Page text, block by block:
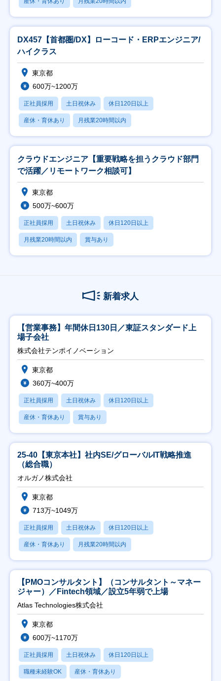
DX457【首都圏/DX】ローコード・ERPエンジニア/
ハイクラス
東京都
600万~1200万
正社員採用 土日祝休み 休日120日以上
産休・育休あり 月残業20時間以内
クラウドエンジニア【重要戦略を担うクラウド部門
で活躍／リモートワーク相談可】
東京都
500万~600万
正社員採用 土日祝休み 休日120日以上
月残業20時間以内 賞与あり
新着求人
【営業事務】年間休日130日／東証スタンダード上
場子会社
株式会社テンポイノベーション
東京都
360万~400万
正社員採用 土日祝休み 休日120日以上
産休・育休あり 賞与あり
25-40【東京本社】社内SE/グローバルIT戦略推進
（総合職）
オルガノ株式会社
東京都
713万~1049万
正社員採用 土日祝休み 休日120日以上
産休・育休あり 月残業20時間以内
【PMOコンサルタント】（コンサルタント～マネー
ジャー）／Fintech領域／設立5年弱で上場
Atlas Technologies株式会社
東京都
600万~1170万
正社員採用 土日祝休み 休日120日以上
職種未経験OK 産休・育休あり